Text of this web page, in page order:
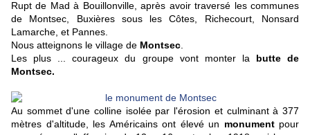
Rupt de Mad à Bouillonville, après avoir traversé les communes
de Montsec, Buxières sous les Côtes, Richecourt, Nonsard
Lamarche, et Pannes.
Nous atteignons le village de Montsec
Les plus ... courageux du groupe vont monter la butte de
Montsec.
Au sommet d'une colline isolée par l'érosion et culminant à 377
mètres d'altitude, les Américains ont élevé un monumentpour